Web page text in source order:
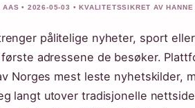
AAS • 2026-05-03 • KVALITETSSIKRET AV HANNE
pålitelige nyheter, sport
adressene de besøker.
Norges mest leste nyhetskilder,
langt utover tradisjonelle